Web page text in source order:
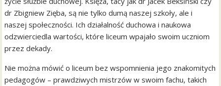
dr Zbigniew Zięba, są nie tylko dumą naszej szkoły, ale i
naszej społeczności. Ich działalność duchowa i naukowa
odzwierciedla wartości, które liceum wpajało swoim uczniom
przez dekady.
Nie można mówić o liceum bez wspomnienia jego znakomitych
pedagogów – prawdziwych mistrzów w swoim fachu, takich